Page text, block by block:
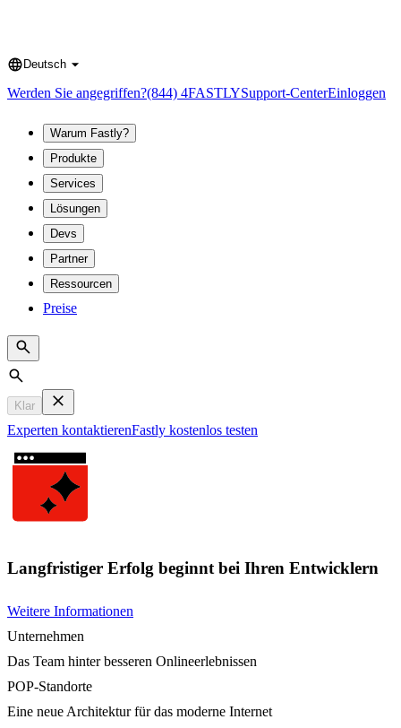
Language
Deutsch
Werden Sie angegriffen?(844) 4FASTLYSupport-CenterEinloggen
Warum Fastly?
Produkte
Services
Lösungen
Devs
Partner
Ressourcen
Preise
Search
Klar
Experten kontaktierenFastly kostenlos testen
Langfristiger Erfolg beginnt bei Ihren Entwicklern
Weitere Informationen
Unternehmen
Das Team hinter besseren Onlineerlebnissen
POP-Standorte
Eine neue Architektur für das moderne Internet